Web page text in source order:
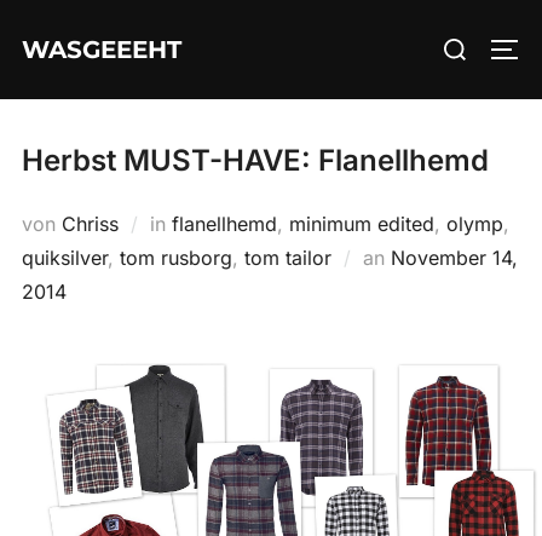
InhaltWASGEEEHT
Suchen
Herbst MUST-HAVE: Flanellhemd
von Chriss in flanellhemd, minimum edited, olymp,
quiksilver, tom rusborg, tom tailor an Veröffentlicht
November 14,
2014